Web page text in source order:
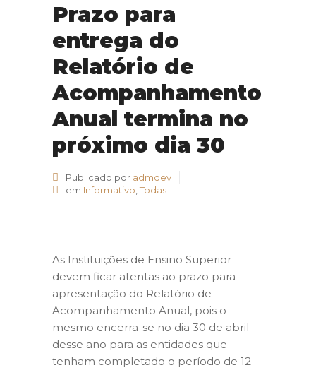
Prazo para
entrega do
Relatório de
Acompanhamento
Anual termina no
próximo dia 30
Publicado por admdev
em Informativo Todas
As Instituições de Ensino Superior
devem ficar atentas ao prazo para
apresentação do Relatório de
Acompanhamento Anual, pois o
mesmo encerra-se no dia 30 de abril
desse ano para as entidades que
tenham completado o período de 12